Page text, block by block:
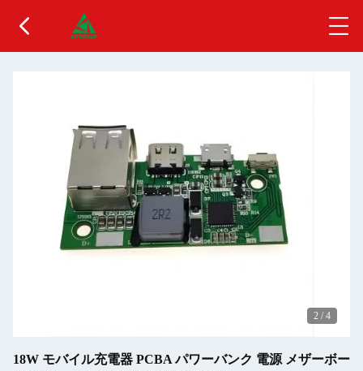
2 / 4
18W モバイル充電器 PCBA パワーバンク 電源 メザーボー